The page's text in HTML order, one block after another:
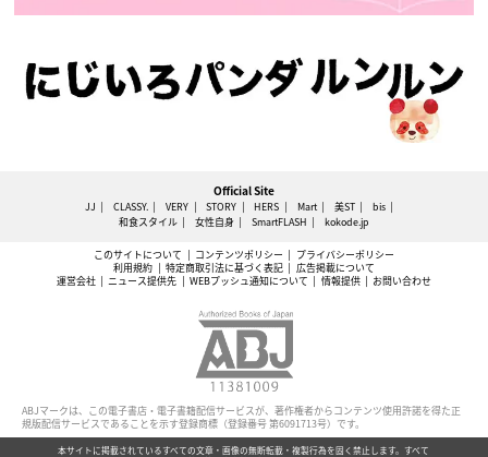
Official Site
JJ CLASSY. VERY STORY HERS Mart 美ST
bis
和食スタイル
女性自身 SmartFLASH kokode.jp
このサイトについて コンテンツポリシー
プライバシーポリシー
利用規約
特定商取引法に基づく表記
広告掲載について
運営会社
ニュース提供先 WEBプッシュ通知について 情報提供 お問い合わせ
ABJマークは、この電子書店・電子書籍配信サービスが、著作権者からコンテンツ使用許諾を得た正
規版配信サービスであることを示す登録商標（登録番号 第6091713号）です。
本サイトに掲載されているすべての文章・画像の無断転載・複製行為を固く禁止します。すべて